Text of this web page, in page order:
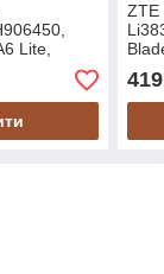
Lite,
ZTE
419